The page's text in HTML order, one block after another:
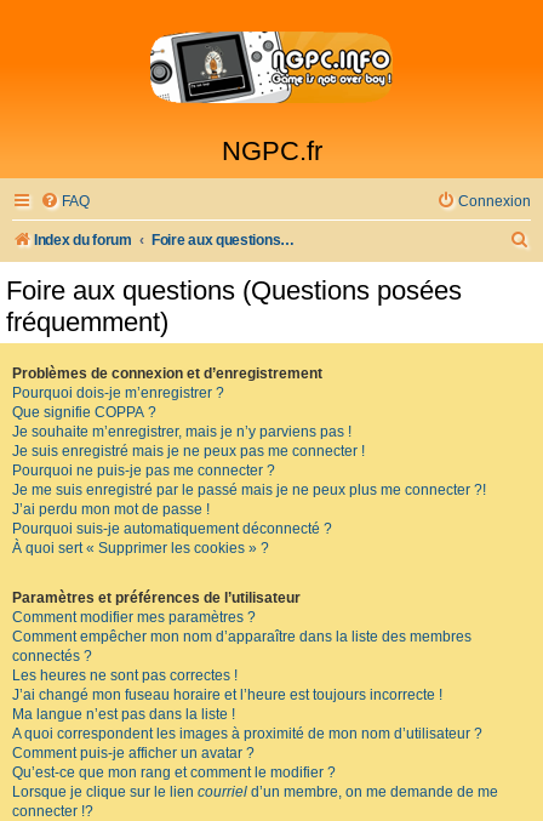
NGPC.fr
FAQ Connexion
Index du forum Foire aux questions (Questions posées fréquemment)
Foire aux questions (Questions posées
fréquemment)
Problèmes de connexion et d’enregistrement
Pourquoi dois-je m’enregistrer ?
Que signifie COPPA ?
Je souhaite m’enregistrer, mais je n’y parviens pas !
Je suis enregistré mais je ne peux pas me connecter !
Pourquoi ne puis-je pas me connecter ?
Je me suis enregistré par le passé mais je ne peux plus me connecter ?!
J’ai perdu mon mot de passe !
Pourquoi suis-je automatiquement déconnecté ?
À quoi sert « Supprimer les cookies » ?
Paramètres et préférences de l’utilisateur
Comment modifier mes paramètres ?
Comment empêcher mon nom d’apparaître dans la liste des membres
connectés ?
Les heures ne sont pas correctes !
J’ai changé mon fuseau horaire et l’heure est toujours incorrecte !
Ma langue n’est pas dans la liste !
A quoi correspondent les images à proximité de mon nom d’utilisateur ?
Comment puis-je afficher un avatar ?
Qu’est-ce que mon rang et comment le modifier ?
Lorsque je clique sur le lien courriel d’un membre, on me demande de me
connecter !?